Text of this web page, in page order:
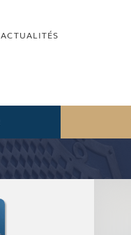
ACTUALITÉS